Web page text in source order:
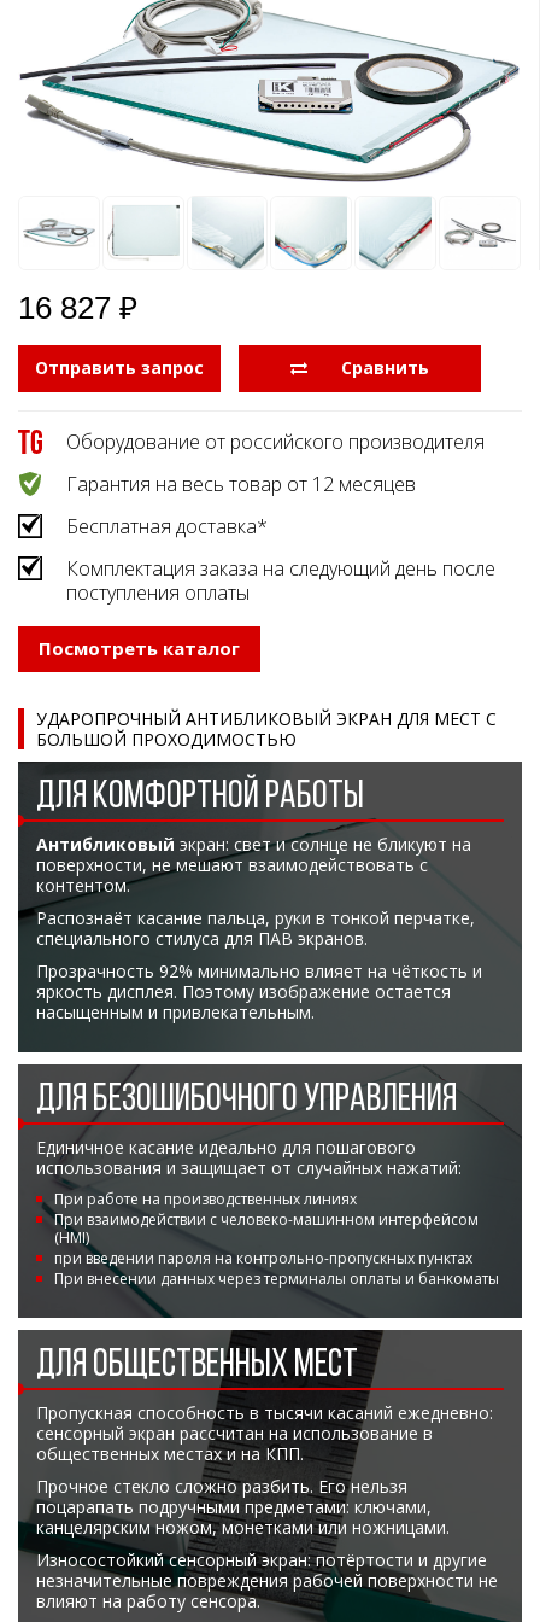
диагональю до 55
Промышленные
мониторы для
жестового
управления
монтажа на стену
16 827 ₽
Отправить запрос
  Сравнить
Оборудование от российского производителя
Гарантия на весь товар от 12 месяцев
Бесплатная доставка*
Комплектация заказа на следующий день после
поступления оплаты
Посмотреть каталог
УДАРОПРОЧНЫЙ АНТИБЛИКОВЫЙ ЭКРАН ДЛЯ МЕСТ С
БОЛЬШОЙ ПРОХОДИМОСТЬЮ
ДЛЯ КОМФОРТНОЙ РАБОТЫ
Антибликовый экран: свет и солнце не бликуют на
поверхности, не мешают взаимодействовать с
контентом.
Распознаёт касание пальца, руки в тонкой перчатке,
специального стилуса для ПАВ экранов.
Прозрачность 92% минимально влияет на чёткость и
яркость дисплея. Поэтому изображение остается
насыщенным и привлекательным.
ДЛЯ БЕЗОШИБОЧНОГО УПРАВЛЕНИЯ
Единичное касание идеально для пошагового
использования и защищает от случайных нажатий:
При работе на производственных линиях
При взаимодействии с человеко-машинном интерфейсом
(HMI)
при введении пароля на контрольно-пропускных пунктах
При внесении данных через терминалы оплаты и банкоматы
ДЛЯ ОБЩЕСТВЕННЫХ МЕСТ
Пропускная способность в тысячи касаний ежедневно:
сенсорный экран рассчитан на использование в
общественных местах и на КПП.
Прочное стекло сложно разбить. Его нельзя
поцарапать подручными предметами: ключами,
канцелярским ножом, монетками или ножницами.
Износостойкий сенсорный экран: потёртости и другие
незначительные повреждения рабочей поверхности не
влияют на работу сенсора.